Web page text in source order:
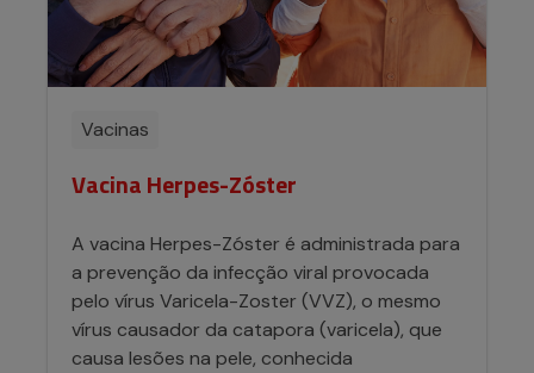
Vacinas
Vacina Herpes-Zóster
A vacina Herpes-Zóster é administrada para
a prevenção da infecção viral provocada
pelo vírus Varicela-Zoster (VVZ), o mesmo
vírus causador da catapora (varicela), que
causa lesões na pele, conhecida